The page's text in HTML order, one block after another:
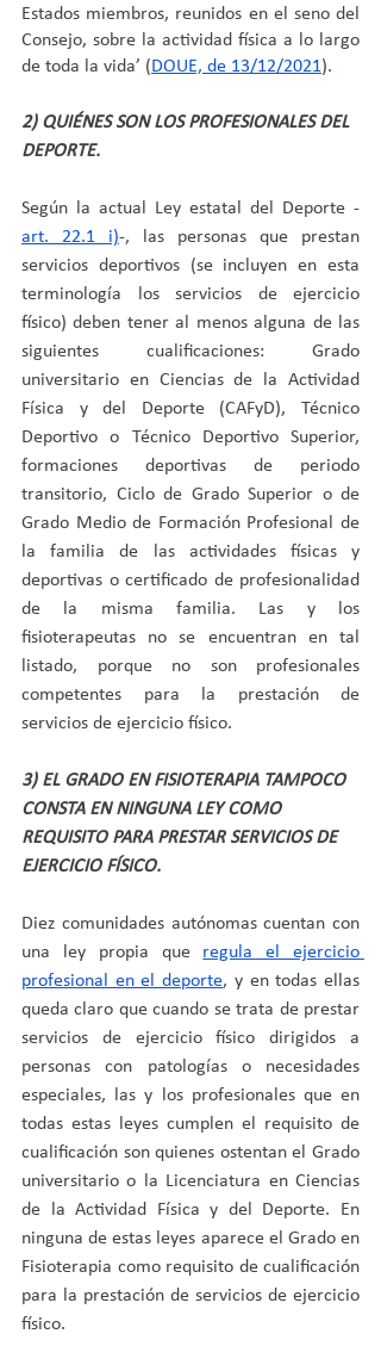
Estados miembros, reunidos en el seno del
Consejo, sobre la actividad física a lo largo
de toda la vida’ (DOUE, de 13/12/2021).
2) QUIÉNES SON LOS PROFESIONALES DEL
DEPORTE.
Según la actual Ley estatal del Deporte -
art. 22.1 i)-, las personas que prestan
servicios deportivos (se incluyen en esta
terminología los servicios de ejercicio
físico) deben tener al menos alguna de las
siguientes cualificaciones: Grado
universitario en Ciencias de la Actividad
Física y del Deporte (CAFyD), Técnico
Deportivo o Técnico Deportivo Superior,
formaciones deportivas de periodo
transitorio, Ciclo de Grado Superior o de
Grado Medio de Formación Profesional de
la familia de las actividades físicas y
deportivas o certificado de profesionalidad
de la misma familia. Las y los
fisioterapeutas no se encuentran en tal
listado, porque no son profesionales
competentes para la prestación de
servicios de ejercicio físico.
3) EL GRADO EN FISIOTERAPIA TAMPOCO
CONSTA EN NINGUNA LEY COMO
REQUISITO PARA PRESTAR SERVICIOS DE
EJERCICIO FÍSICO.
Diez comunidades autónomas cuentan con
una ley propia que regula el ejercicio
profesional en el deporte, y en todas ellas
queda claro que cuando se trata de prestar
servicios de ejercicio físico dirigidos a
personas con patologías o necesidades
especiales, las y los profesionales que en
todas estas leyes cumplen el requisito de
cualificación son quienes ostentan el Grado
universitario o la Licenciatura en Ciencias
de la Actividad Física y del Deporte. En
ninguna de estas leyes aparece el Grado en
Fisioterapia como requisito de cualificación
para la prestación de servicios de ejercicio
físico.